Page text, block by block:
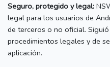
Seguro, protegido y legal:
legal para los usuarios de
de terceros o no oficial.
procedimientos legales y de
aplicación.